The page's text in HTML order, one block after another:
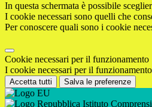
In questa schermata è possibile
I cookie necessari sono quelli che
Per conoscere quali sono i cookie
Cookie necessari per il funzionamento
I cookie necessari per il
Accetta tutti Salva le preferenze
Istituto